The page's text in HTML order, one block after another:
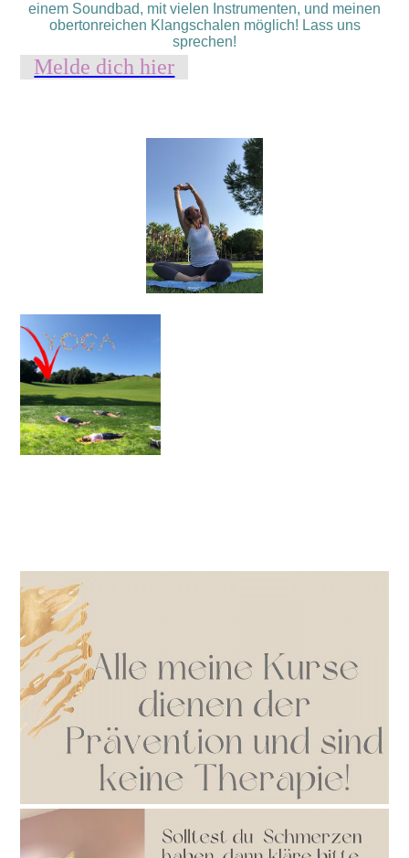
einem Soundbad, mit vielen Instrumenten, und meinen
obertonreichen Klangschalen möglich! Lass uns
sprechen!
Melde dich hier